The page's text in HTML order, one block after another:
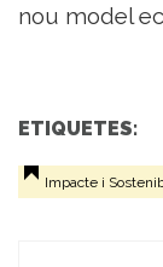
nou model
ETIQUETES:
Impacte i